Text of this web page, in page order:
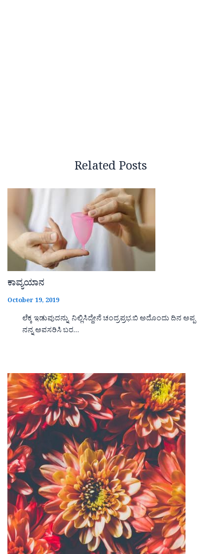
Related Posts
ಕಾವ್ಯಯಾನ
October 19, 2019
ಲೆಕ್ಕ ಇಡುವುದನ್ನು ನಿಲ್ಲಿಸಿದ್ದೇನೆ ಚಂದ್ರಪ್ರಭ.ಬಿ ಅದೊಂದು ದಿನ ಅಪ್ಪ
ನನ್ನ ಅವಸರಿಸಿ ಬರ…